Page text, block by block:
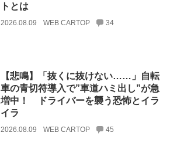
トとは
2026.08.09 WEB CARTOP 34
【悲鳴】「抜くに抜けない……」自転
車の青切符導入で”車道ハミ出し”が急
増中！ ドライバーを襲う恐怖とイラ
イラ
2026.08.09 WEB CARTOP 45